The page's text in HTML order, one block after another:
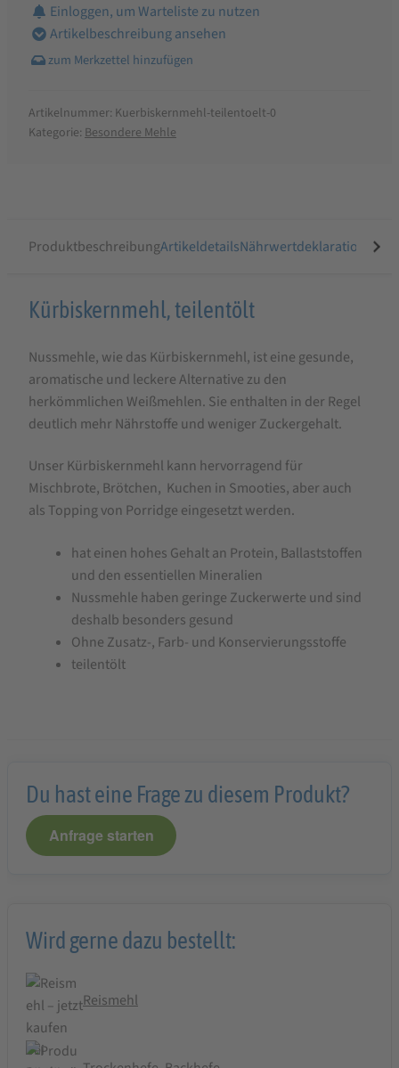
Einloggen, um Warteliste zu nutzen
Artikelbeschreibung ansehen
Artikelnummer: Kuerbiskernmehl-teilentoelt-0
Kategorie: Besondere Mehle
ProduktbeschreibungArtikeldetailsNährwertdeklaration
Produktbeschreibung
Kürbiskernmehl
teilentölt
Kürbiskernmehl, teilentölt
Nussmehle, wie das Kürbiskernmehl, ist eine gesunde,
aromatische und leckere Alternative zu den
herkömmlichen Weißmehlen. Sie enthalten in der Regel
deutlich mehr Nährstoffe und weniger Zuckergehalt.
Unser Kürbiskernmehl kann hervorragend für
Mischbrote, Brötchen, Kuchen in Smooties, aber auch
als Topping von Porridge eingesetzt werden.
hat einen hohes Gehalt an Protein, Ballaststoffen
und den essentiellen Mineralien
Nussmehle haben geringe Zuckerwerte und sind
deshalb besonders gesund
Ohne Zusatz-, Farb- und Konservierungsstoffe
teilentölt
Du hast eine Frage zu diesem Produkt?
Anfrage starten
Wird gerne dazu bestellt:
Reismehl